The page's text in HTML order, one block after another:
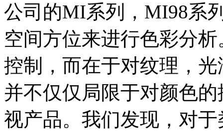
公司的MI系列，MI98系
空间方位来进行色彩分
控制，而在于对纹理，
并不仅仅局限于对颜色
视产品。我们发现，对